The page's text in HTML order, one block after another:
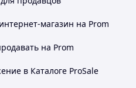
магазин на Prom
на Prom
в Каталоге ProSale